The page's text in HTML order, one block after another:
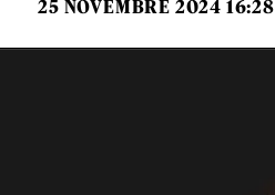
25 NOVEMBRE 2024 16:28